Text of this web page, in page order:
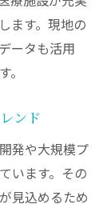
ます。現地の
ータも活用
ンド
発や大規模プ
います。その
見込めるため